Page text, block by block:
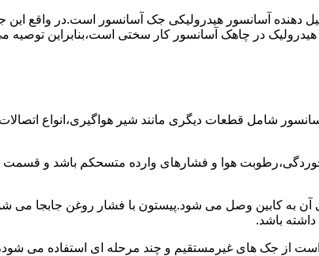
دهنده آسانسور هیدرولیکی جک آسانسور است.در واقع
در چاهک آسانسور کار سختی است،بنابراین توصیه
شامل قطعات دیگری مانند شیر هواگیری،انواع
هوا و فشارهای وارده متسحکم باشد و قسمت
آن به کابین وصل می شود.پیستون با فشار روغن جابجا
باشد.
که ظرفیتشان 30 تن است از جک مستقیم و برای آسانسورهایی که ظرفیتشان بیش از 30 تن است از جک های غیرمستقیم و